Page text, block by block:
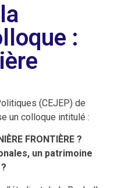
:
(CEJEP) de
un colloque intitulé :
FRONTIÈRE ?
un patrimoine